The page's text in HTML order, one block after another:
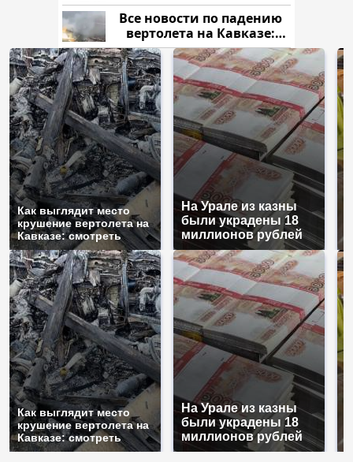
Все новости по падению
вертолета на Кавказе:
читать здесь
Как выглядит место
крушение вертолета на
Кавказе: смотреть
На Урале из казны
были украдены 18
миллионов рублей
Как выглядит место
крушение вертолета на
Кавказе: смотреть
На Урале из казны
были украдены 18
миллионов рублей